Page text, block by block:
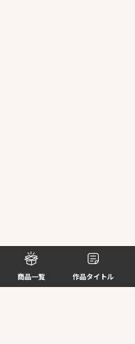
商品一覧 作品タイトル